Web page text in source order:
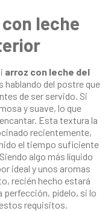
leche
arroz con leche del
hablando del postre que
de ser servido. Si
y suave, lo que
Esta textura la
recientemente,
el tiempo suficiente
algo más líquido
ideal y unos aromas
recién hecho estará
perfección, pídelo, si lo
requisitos.